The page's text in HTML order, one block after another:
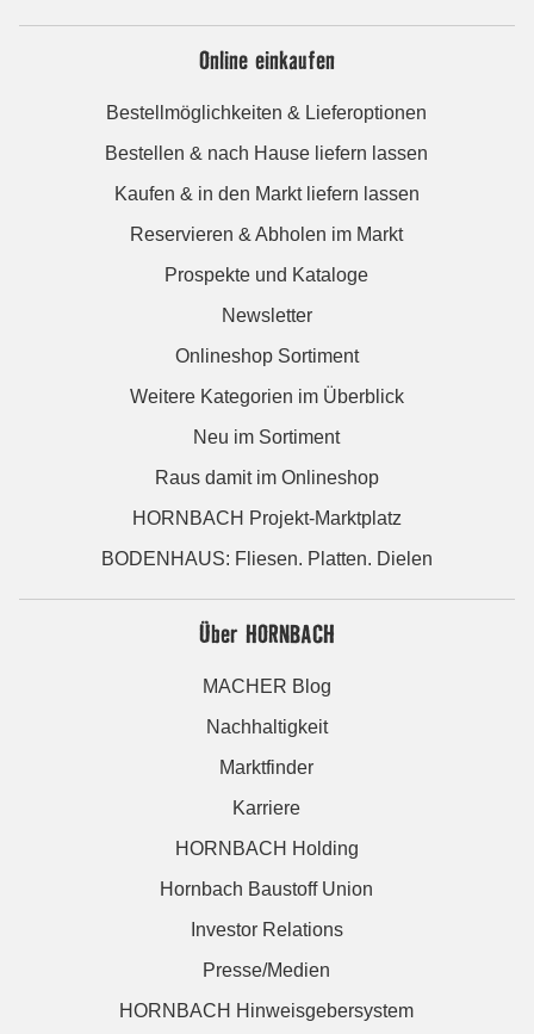
Online einkaufen
Bestellmöglichkeiten & Lieferoptionen
Bestellen & nach Hause liefern lassen
Kaufen & in den Markt liefern lassen
Reservieren & Abholen im Markt
Prospekte und Kataloge
Newsletter
Onlineshop Sortiment
Weitere Kategorien im Überblick
Neu im Sortiment
Raus damit im Onlineshop
HORNBACH Projekt-Marktplatz
BODENHAUS: Fliesen. Platten. Dielen
Über HORNBACH
MACHER Blog
Nachhaltigkeit
Marktfinder
Karriere
HORNBACH Holding
Hornbach Baustoff Union
Investor Relations
Presse/Medien
HORNBACH Hinweisgebersystem